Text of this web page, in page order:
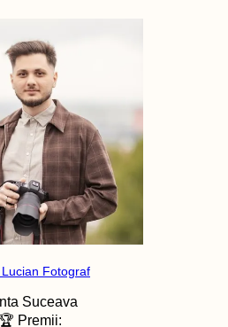
Fotograf
Suceava
🏆 Premii: